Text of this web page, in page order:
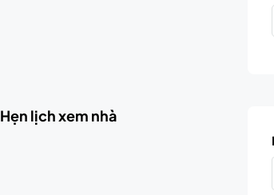
Hẹn lịch xem nhà